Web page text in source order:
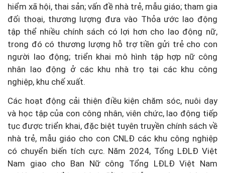
hiểm xã hội, thai sản; vấn đề nhà trẻ, mẫu giáo; tham gia
đối thoại, thương lượng đưa vào Thỏa ước lao động
tập thể nhiều chính sách có lợi hơn cho lao động nữ,
trong đó có thương lượng hỗ trợ tiền gửi trẻ cho con
người lao động; triển khai mô hình tập hợp nữ công
nhân lao động ở các khu nhà trọ tại các khu công
nghiệp, khu chế xuất.
Các hoạt động cải thiện điều kiện chăm sóc, nuôi dạy
và học tập của con công nhân, viên chức, lao động tiếp
tục được triển khai, đặc biệt tuyên truyền chính sách về
nhà trẻ, mẫu giáo cho con CNLĐ các khu công nghiệp
có chuyển biến tích cực. Năm 2024, Tổng LĐLĐ Việt
Nam giao cho Ban Nữ công Tổng LĐLĐ Việt Nam